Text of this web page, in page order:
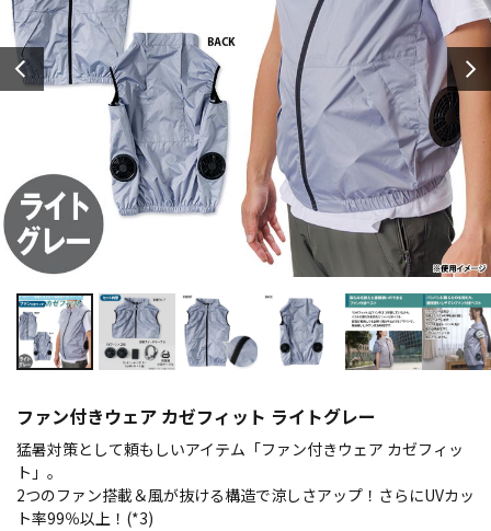
ファン付きウェア カゼフィット ライトグレー
猛暑対策として頼もしいアイテム「ファン付きウェア カゼフィッ
ト」。
2つのファン搭載＆風が抜ける構造で涼しさアップ！さらにUVカッ
ト率99％以上！(*3)